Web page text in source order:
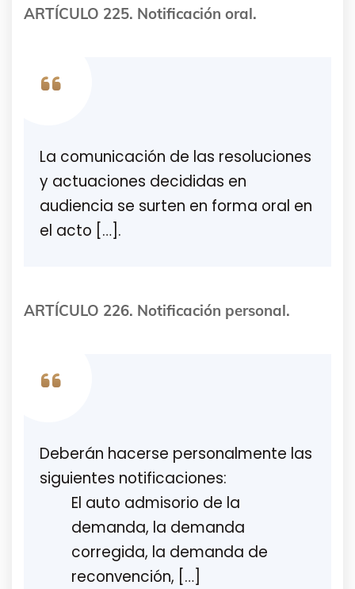
ARTÍCULO 225. Notificación oral.
La comunicación de las resoluciones
y actuaciones decididas en
audiencia se surten en forma oral en
el acto […].
ARTÍCULO 226. Notificación personal.
Deberán hacerse personalmente las
siguientes notificaciones:
El auto admisorio de la
demanda, la demanda
corregida, la demanda de
reconvención, […]